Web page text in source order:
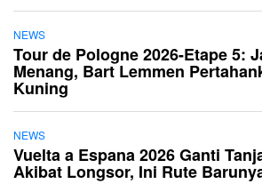
NEWS
Tour de Pologne 2026-Etape 5:
Menang, Bart Lemmen
Kuning
NEWS
Vuelta a Espana 2026 Ganti
Akibat Longsor, Ini Rute